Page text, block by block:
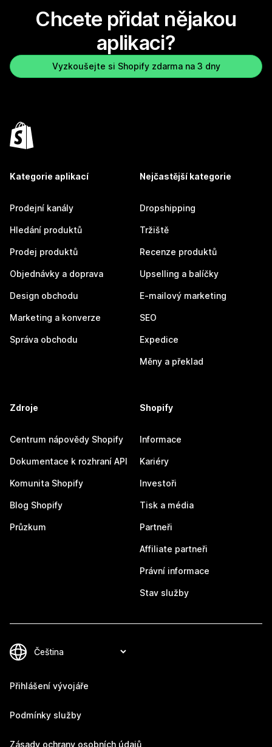
Chcete přidat nějakou
aplikaci?
Vyzkoušejte si Shopify zdarma na 3 dny
Kategorie aplikací
Prodejní kanály
Hledání produktů
Prodej produktů
Objednávky a doprava
Design obchodu
Marketing a konverze
Správa obchodu
Nejčastější kategorie
Dropshipping
Tržiště
Recenze produktů
Upselling a balíčky
E-mailový marketing
SEO
Expedice
Měny a překlad
Zdroje
Centrum nápovědy Shopify
Dokumentace k rozhraní API
Komunita Shopify
Blog Shopify
Průzkum
Shopify
Informace
Kariéry
Investoři
Tisk a média
Partneři
Affiliate partneři
Právní informace
Stav služby
Přihlášení vývojáře
Podmínky služby
Zásady ochrany osobních údajů